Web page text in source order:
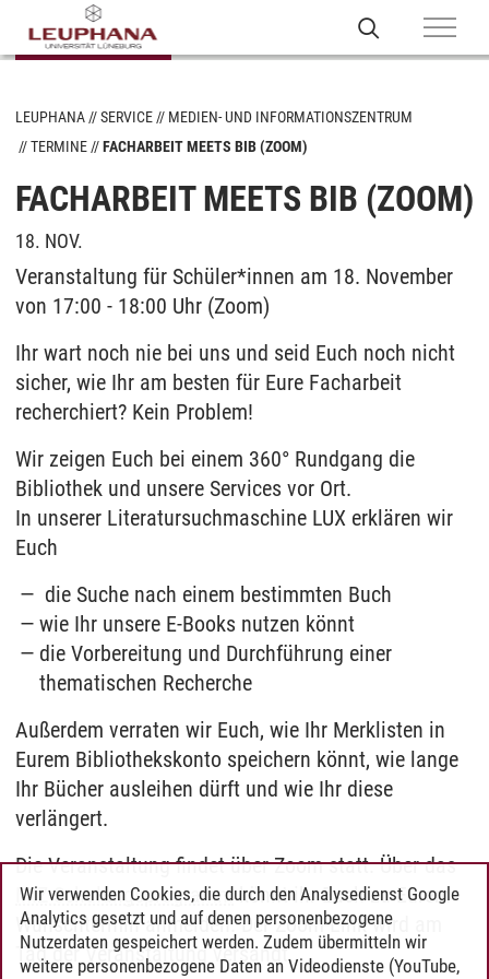
LEUPHANA SERVICE
MEDIEN- UND INFORMATIONSZENTRUM
TERMINE
FACHARBEIT MEETS BIB (ZOOM)
FACHARBEIT MEETS BIB (ZOOM)
18. NOV.
Veranstaltung für Schüler*innen am 18. November
von 17:00 - 18:00 Uhr (Zoom)
Ihr wart noch nie bei uns und seid Euch noch nicht
sicher, wie Ihr am besten für Eure Facharbeit
recherchiert? Kein Problem!
Wir zeigen Euch bei einem 360° Rundgang die
Bibliothek und unsere Services vor Ort.
In unserer Literatursuchmaschine LUX erklären wir
Euch
die Suche nach einem bestimmten Buch
wie Ihr unsere E-Books nutzen könnt
die Vorbereitung und Durchführung einer
thematischen Recherche
Außerdem verraten wir Euch, wie Ihr Merklisten in
Eurem Bibliothekskonto speichern könnt, wie lange
Ihr Bücher ausleihen dürft und wie Ihr diese
verlängert.
Die Veranstaltung findet über Zoom statt. Über das
MIZ-Schulungsprogrammkönnt ihr Euch zu Eurem
Wunschtermin anmelden. Der Zoom-Link wird am
Tag der Veranstaltung versandt.
Wir verwenden Cookies, die durch den Analysedienst Google
Analytics gesetzt und auf denen personenbezogene
Nutzerdaten gespeichert werden. Zudem übermitteln wir
weitere personenbezogene Daten an Videodienste (YouTube,